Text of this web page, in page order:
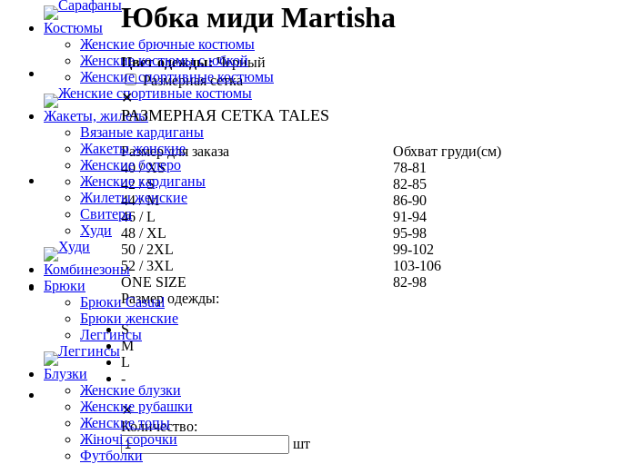
Костюмы
Женские брючные костюмы
Женские костюмы с юбкой
Женские спортивные костюмы
Жакеты, жилеты
Вязаные кардиганы
Жакеты женские
Женские болеро
Женские кардиганы
Жилеты женские
Свитера
Худи
Комбинезоны
Брюки
Брюки Casual
Брюки женские
Леггинсы
Блузки
Женские блузки
Женские рубашки
Женские топы
Жіночі сорочки
Футболки
Юбка миди Martisha
Цвет одежды:Черный
Размерная сетка
✕
РАЗМЕРНАЯ СЕТКА TALES
Размер для заказа Обхват груди(см)
40 / XS
78-81
42 / S
82-85
44 / M
86-90
46 / L
91-94
48 / XL
95-98
50 / 2XL
99-102
52 / 3XL
103-106
ONE SIZE
82-98
Размер одежды:
S
M
L
-
✕
Количество:
шт